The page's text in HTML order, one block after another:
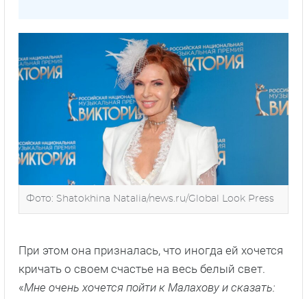
Фото: Shatokhina Natalia/news.ru/Global Look Press
При этом она призналась, что иногда ей хочется
кричать о своем счастье на весь белый свет.
«Мне очень хочется пойти к Малахову и сказать: